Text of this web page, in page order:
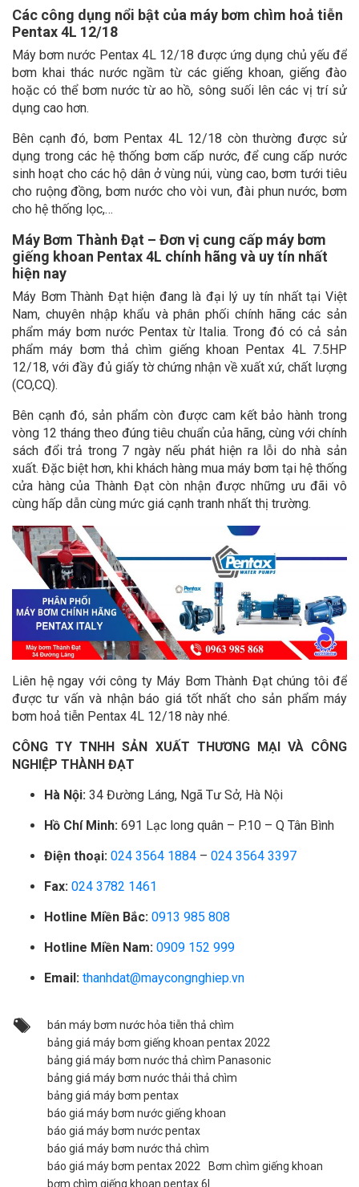
Các công dụng nổi bật của máy bơm chìm hoả tiễn
Pentax 4L 12/18
Máy bơm nước Pentax 4L 12/18 được ứng dụng chủ yếu để
bơm khai thác nước ngầm từ các giếng khoan, giếng đào
hoặc có thể bơm nước từ ao hồ, sông suối lên các vị trí sử
dụng cao hơn.
Bên cạnh đó, bơm Pentax 4L 12/18 còn thường được sử
dụng trong các hệ thống bơm cấp nước, để cung cấp nước
sinh hoạt cho các hộ dân ở vùng núi, vùng cao, bơm tưới tiêu
cho ruộng đồng, bơm nước cho vòi vun, đài phun nước, bơm
cho hệ thống lọc,…
Máy Bơm Thành Đạt – Đơn vị cung cấp máy bơm
giếng khoan Pentax 4L chính hãng và uy tín nhất
hiện nay
Máy Bơm Thành Đạt hiện đang là đại lý uy tín nhất tại Việt
Nam, chuyên nhập khẩu và phân phối chính hãng các sản
phẩm máy bơm nước Pentax từ Italia. Trong đó có cả sản
phẩm máy bơm thả chìm giếng khoan Pentax 4L 7.5HP
12/18, với đầy đủ giấy tờ chứng nhận về xuất xứ, chất lượng
(CO,CQ).
Bên cạnh đó, sản phẩm còn được cam kết bảo hành trong
vòng 12 tháng theo đúng tiêu chuẩn của hãng, cùng với chính
sách đổi trả trong 7 ngày nếu phát hiện ra lỗi do nhà sản
xuất. Đặc biệt hơn, khi khách hàng mua máy bơm tại hệ thống
cửa hàng của Thành Đạt còn nhận được những ưu đãi vô
cùng hấp dẫn cùng mức giá cạnh tranh nhất thị trường.
Liên hệ ngay với công ty Máy Bơm Thành Đạt chúng tôi để
được tư vấn và nhận báo giá tốt nhất cho sản phẩm máy
bơm hoả tiễn Pentax 4L 12/18 này nhé.
CÔNG TY TNHH SẢN XUẤT THƯƠNG MẠI VÀ CÔNG
NGHIỆP THÀNH ĐẠT
Hà Nội: 34 Đường Láng, Ngã Tư Sở, Hà Nội
Hồ Chí Minh: 691 Lạc long quân – P.10 – Q Tân Bình
Điện thoại: 024 3564 1884 – 024 3564 3397
Fax: 024 3782 1461
Hotline Miền Bắc: 0913 985 808
Hotline Miền Nam: 0909 152 999
Email: thanhdat@maycongnghiep.vn
bán máy bơm nước hỏa tiễn thả chìm
bảng giá máy bơm giếng khoan pentax 2022
bảng giá máy bơm nước thả chìm Panasonic
bảng giá máy bơm nước thải thả chìm
bảng giá máy bơm pentax
báo giá máy bơm nước giếng khoan
báo giá máy bơm nước pentax
báo giá máy bơm nước thả chìm
báo giá máy bơm pentax 2022
Bơm chìm giếng khoan
bơm chìm giếng khoan pentax 6l